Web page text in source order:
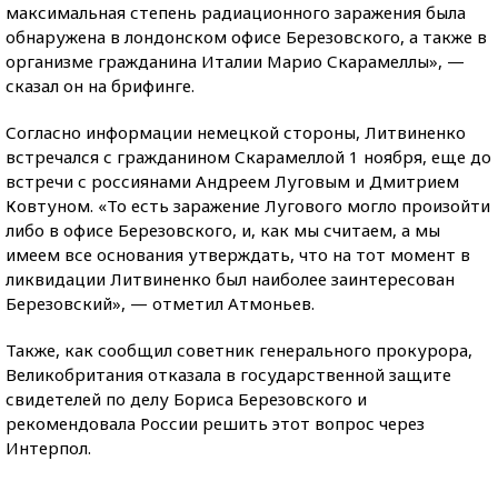
максимальная степень радиационного заражения была
обнаружена в лондонском офисе Березовского, а также в
организме гражданина Италии Марио Скарамеллы», —
сказал он на брифинге.
Согласно информации немецкой стороны, Литвиненко
встречался с гражданином Скарамеллой 1 ноября, еще до
встречи с россиянами Андреем Луговым и Дмитрием
Ковтуном. «То есть заражение Лугового могло произойти
либо в офисе Березовского, и, как мы считаем, а мы
имеем все основания утверждать, что на тот момент в
ликвидации Литвиненко был наиболее заинтересован
Березовский», — отметил Атмоньев.
Также, как сообщил советник генерального прокурора,
Великобритания отказала в государственной защите
свидетелей по делу Бориса Березовского и
рекомендовала России решить этот вопрос через
Интерпол.